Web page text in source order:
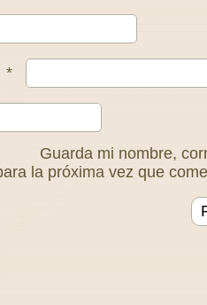
*
Guarda mi nombre,
la próxima vez que